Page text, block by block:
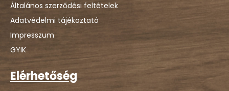
Általános szerződési feltételek
Adatvédelmi tájékoztató
Impresszum
GYIK
Elérhetőség